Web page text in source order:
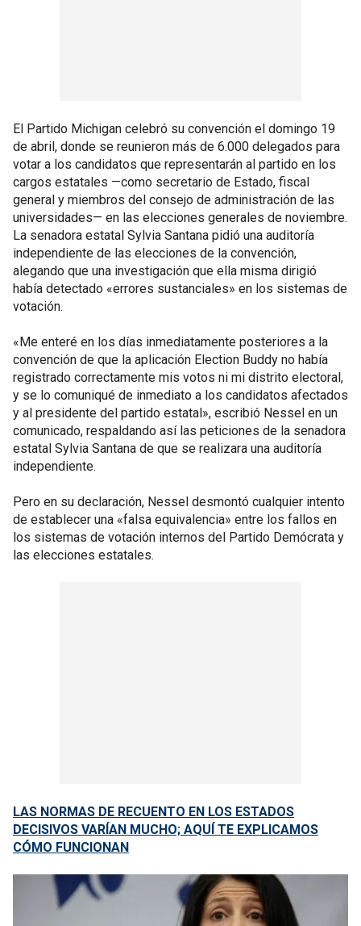
El Partido Michigan celebró su convención el domingo 19
de abril, donde se reunieron más de 6.000 delegados para
votar a los candidatos que representarán al partido en los
cargos estatales —como secretario de Estado, fiscal
general y miembros del consejo de administración de las
universidades— en las elecciones generales de noviembre.
La senadora estatal Sylvia Santana pidió una auditoría
independiente de las elecciones de la convención,
alegando que una investigación que ella misma dirigió
había detectado «errores sustanciales» en los sistemas de
votación.
«Me enteré en los días inmediatamente posteriores a la
convención de que la aplicación Election Buddy no había
registrado correctamente mis votos ni mi distrito electoral,
y se lo comuniqué de inmediato a los candidatos afectados
y al presidente del partido estatal», escribió Nessel en un
comunicado, respaldando así las peticiones de la senadora
estatal Sylvia Santana de que se realizara una auditoría
independiente.
Pero en su declaración, Nessel desmontó cualquier intento
de establecer una «falsa equivalencia» entre los fallos en
los sistemas de votación internos del Partido Demócrata y
las elecciones estatales.
LAS NORMAS DE RECUENTO EN LOS ESTADOS
DECISIVOS VARÍAN MUCHO; AQUÍ TE EXPLICAMOS
CÓMO FUNCIONAN